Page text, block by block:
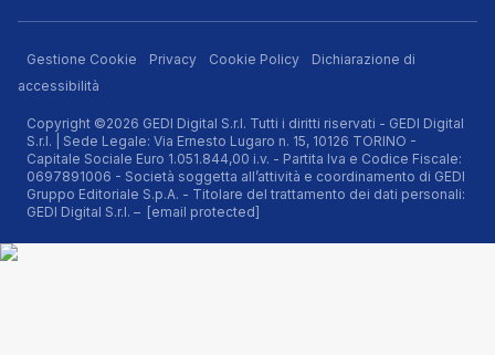
Gestione Cookie Privacy Cookie Policy
Dichiarazione di
accessibilità
Copyright ©2026 GEDI Digital S.r.l. Tutti i diritti riservati - GEDI Digital
S.r.l. | Sede Legale: Via Ernesto Lugaro n. 15, 10126 TORINO -
Capitale Sociale Euro 1.051.844,00 i.v. - Partita Iva e Codice Fiscale:
0697891006 - Società soggetta all’attività e coordinamento di GEDI
Gruppo Editoriale S.p.A. - Titolare del trattamento dei dati personali:
GEDI Digital S.r.l. – [email protected]